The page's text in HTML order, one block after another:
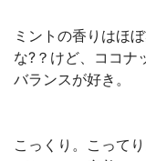
ミントの香りはほ
な?？けど、ココナ
バランスが好き。
こっくり。こって